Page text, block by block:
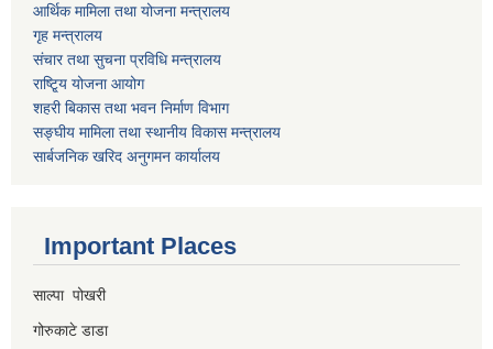
आर्थिक मामिला तथा योजना मन्त्रालय
गृह मन्त्रालय
संचार तथा सुचना प्रविधि मन्त्रालय
राष्टि्ृय योजना आयोग
शहरी बिकास तथा भवन निर्माण विभाग
सङ्घीय मामिला तथा स्थानीय विकास मन्त्रालय
सार्बजनिक खरिद अनुगमन कार्यालय
Important Places
साल्पा पोखरी
गोरुकाटे डाडा